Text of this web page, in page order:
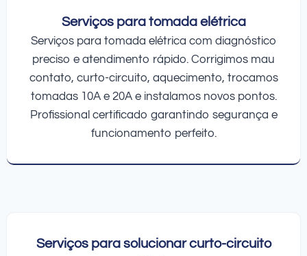
Serviços para tomada elétrica
Serviços para tomada elétrica com diagnóstico
preciso e atendimento rápido. Corrigimos mau
contato, curto-circuito, aquecimento, trocamos
tomadas 10A e 20A e instalamos novos pontos.
Profissional certificado garantindo segurança e
funcionamento perfeito.
Serviços para solucionar curto-circuito